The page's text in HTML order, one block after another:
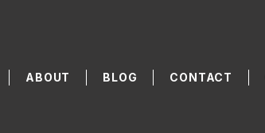
ABOUT BLOG CONTACT